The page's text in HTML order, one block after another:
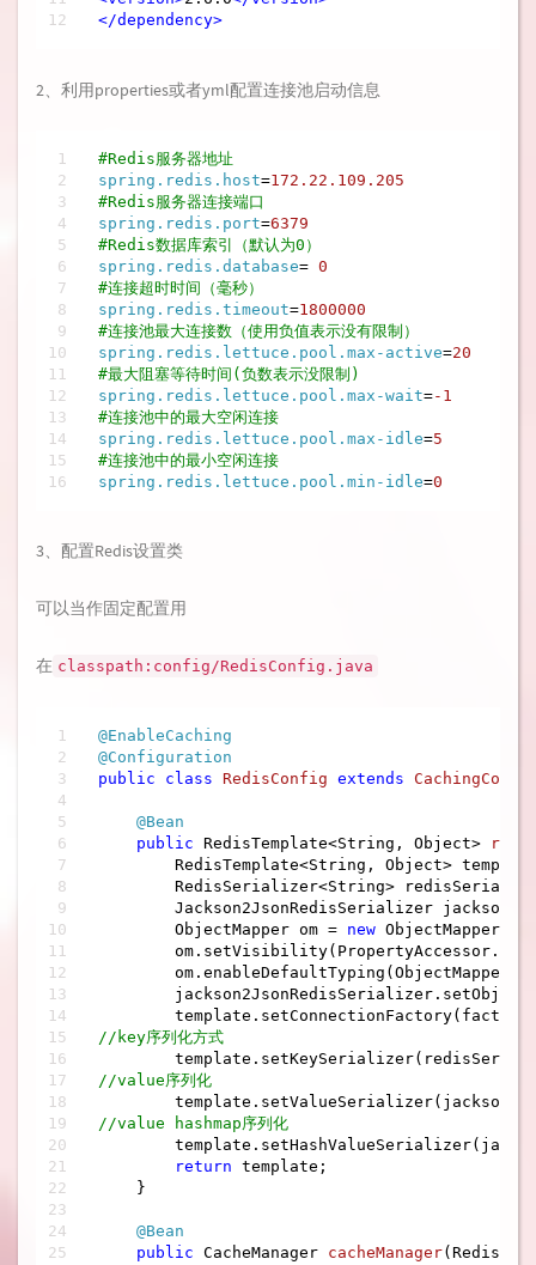
</dependency>
2、利用properties或者yml配置连接池启动信息
#Redis服务器地址
spring.redis.host=172.22.109.205
#Redis服务器连接端口
spring.redis.port=6379
#Redis数据库索引（默认为0）
spring.redis.database= 0
#连接超时时间（毫秒）
spring.redis.timeout=1800000
#连接池最大连接数（使用负值表示没有限制）
spring.redis.lettuce.pool.max-active=20
#最大阻塞等待时间(负数表示没限制)
spring.redis.lettuce.pool.max-wait=-1
#连接池中的最大空闲连接
spring.redis.lettuce.pool.max-idle=5
#连接池中的最小空闲连接
spring.redis.lettuce.pool.min-idle=0
3、配置Redis设置类
可以当作固定配置用
在 classpath:config/RedisConfig.java
@EnableCaching
@Configuration
public
class RedisConfig extends
@Bean
public RedisTemplate<String, Object>
RedisTemplate<String, Object>
RedisSerializer<String>
Jackson2JsonRedisSerializer
        ObjectMapper om =
new ObjectMapper();
//key序列化方式
//value序列化
//value hashmap序列化
return template;
    }
@Bean
public CacheManager cacheManager